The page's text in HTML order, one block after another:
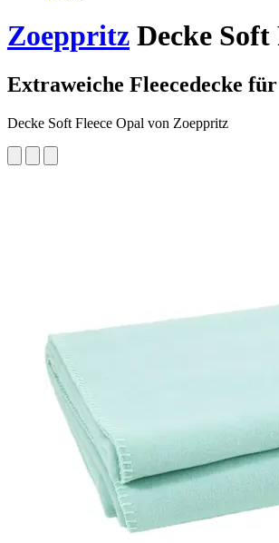
Zoeppritz Decke
Extraweiche Fleecedecke
Decke Soft Fleece Opal von Zoeppritz